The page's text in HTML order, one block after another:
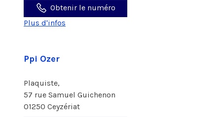
Obtenir le numéro
Plus d'infos
Ppi Ozer
Plaquiste,
57 rue Samuel Guichenon
01250 Ceyzériat